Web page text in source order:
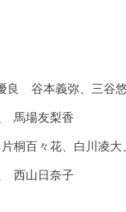
本義弥、三谷悠
場友梨香
々花、白川凌大
山日奈子